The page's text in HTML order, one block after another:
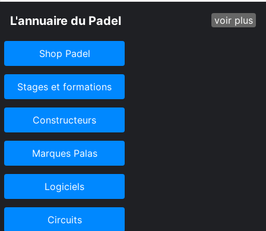
L'annuaire du Padel voir plus
Shop Padel
Stages et formations
Constructeurs
Marques Palas
Logiciels
Circuits